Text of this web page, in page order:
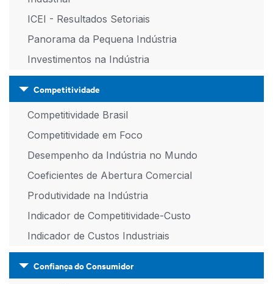
ICEI - Resultados Setoriais
Panorama da Pequena Indústria
Investimentos na Indústria
Competitividade
Competitividade Brasil
Competitividade em Foco
Desempenho da Indústria no Mundo
Coeficientes de Abertura Comercial
Produtividade na Indústria
Indicador de Competitividade-Custo
Indicador de Custos Industriais
Confiança do Consumidor